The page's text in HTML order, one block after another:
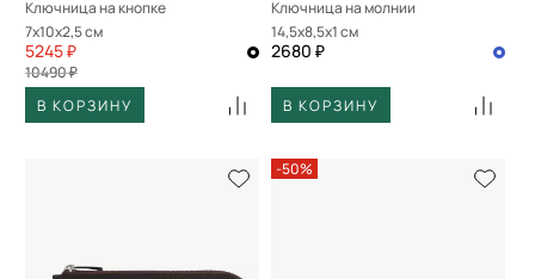
Ключница на кнопке
7x10x2,5 см
5245 ₽
10490 ₽
В КОРЗИНУ
Ключница на молнии
14,5x8,5x1 см
2680 ₽
В КОРЗИНУ
-50%